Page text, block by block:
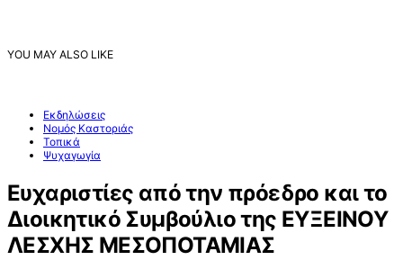
YOU MAY ALSO LIKE
Εκδηλώσεις
Νομός Καστοριάς
Τοπικά
Ψυχαγωγία
Ευχαριστίες από την πρόεδρο και το
Διοικητικό Συμβούλιο της ΕΥΞΕΙΝΟΥ
ΛΕΣΧΗΣ ΜΕΣΟΠΟΤΑΜΙΑΣ